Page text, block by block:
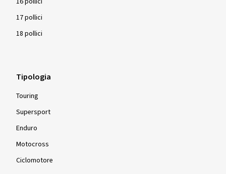
17 pollici
18 pollici
Tipologia
Touring
Supersport
Enduro
Motocross
Ciclomotore